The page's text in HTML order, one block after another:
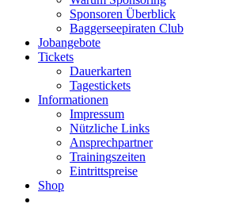
Sponsoren Überblick
Baggerseepiraten Club
Jobangebote
Tickets
Dauerkarten
Tagestickets
Informationen
Impressum
Nützliche Links
Ansprechpartner
Trainingszeiten
Eintrittspreise
Shop